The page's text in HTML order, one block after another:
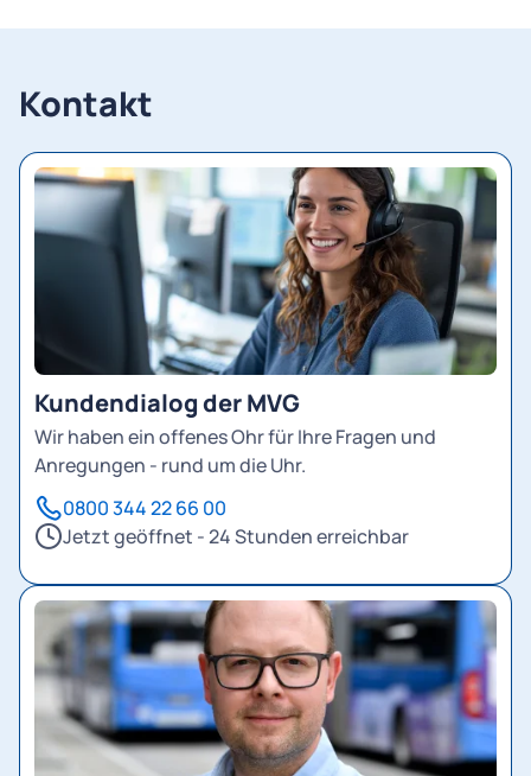
Kontakt
Kundendialog der MVG
Wir haben ein offenes Ohr für Ihre Fragen und
Anregungen - rund um die Uhr.
0800 344 22 66 00
Jetzt geöffnet - 24 Stunden erreichbar